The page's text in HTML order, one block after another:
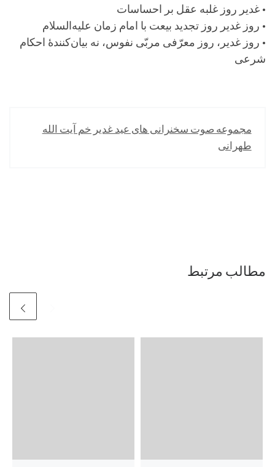
• غدیر روز غلبه عقل بر احساسات
• روز غدیر روز تجدید بیعت با امام زمان علیه‌السلام
• روز غدیر، روز معرّفی مربّی نفوس، نه بیان‌کنندۀ احکام
شرعی
مجموعه صوت سخنرانی های عید غدیر خم آیت الله
طهرانی
مطالب مرتبط